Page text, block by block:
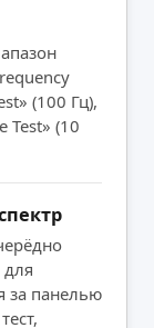
(100 Гц),
Test» (10
за панелью